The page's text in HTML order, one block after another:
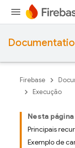
Firebase
Execução
Nesta página
Principais
Exemplo de